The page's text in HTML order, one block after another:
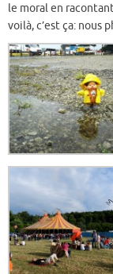
le moral en
voilà, c’est ça: nous